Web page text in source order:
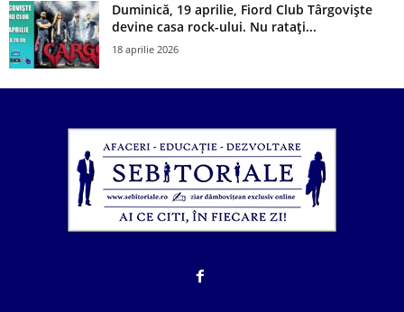
Duminică, 19 aprilie, Fiord Club Târgoviște
devine casa rock-ului. Nu ratați...
18 aprilie 2026